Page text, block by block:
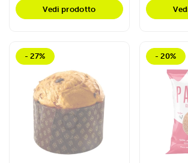
Vedi prodotto
- 27% - 20%